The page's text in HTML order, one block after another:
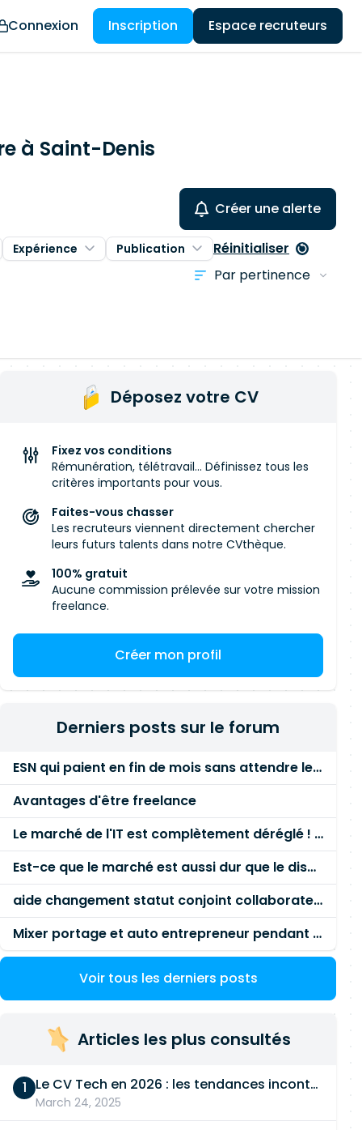
Connexion Inscription Espace recruteurs
à Saint-Denis
Créer une alerte
Expérience Publication Réinitialiser
Déposez votre CV
Fixez vos conditions
Rémunération, télétravail... Définissez tous les
critères importants pour vous.
Faites-vous chasser
Les recruteurs viennent directement chercher
leurs futurs talents dans notre CVthèque.
100% gratuit
Aucune commission prélevée sur votre mission
freelance.
Créer mon profil
Derniers posts sur le forum
ESN qui paient en fin de mois sans attendre le paiement client ?
Avantages d'être freelance
Le marché de l'IT est complètement déréglé ! STOP à cette mascarade ! Il faut s'unir et résister !
Est-ce que le marché est aussi dur que le disent les commerciaux ?
aide changement statut conjoint collaborateur
Mixer portage et auto entrepreneur pendant des années - quel risque ?
Voir tous les derniers posts
Articles les plus consultés
Le CV Tech en 2026 : les tendances incontournables
March 24, 2025